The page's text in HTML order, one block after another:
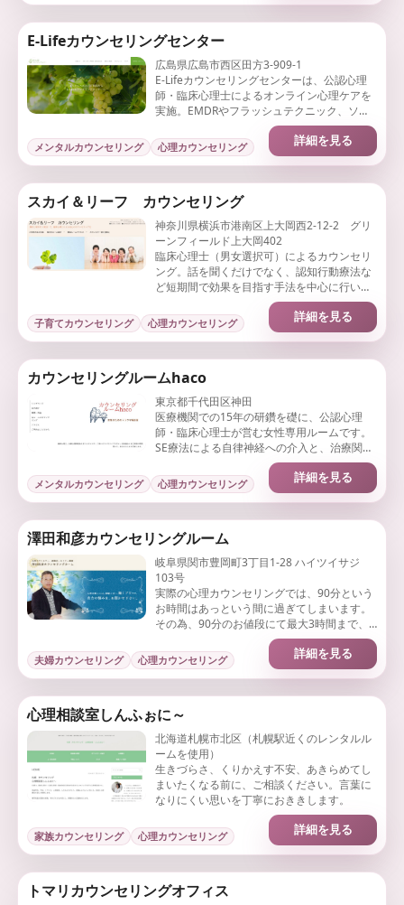
E-Lifeカウンセリングセンター
広島県広島市西区田方3-909-1
E-Lifeカウンセリングセンターは、公認心理
師・臨床心理士によるオンライン心理ケアを
実施。EMDRやフラッシュテクニック、ソマ
ティックエクスペリエンシングなどの最新療
法を提供しています
メンタルカウンセリング 心理カウンセリング 詳細を見る
スカイ＆リーフ カウンセリング
神奈川県横浜市港南区上大岡西2-12-2 グリ
ーンフィールド上大岡402
臨床心理士（男女選択可）によるカウンセリ
ング。話を聞くだけでなく、認知行動療法な
ど短期間で効果を目指す手法を中心に行いま
す。アダルトチルドレン、夫婦問題、自己肯
定感、HSPなどに対応。
子育てカウンセリング 心理カウンセリング 詳細を見る
カウンセリングルームhaco
東京都千代田区神田
医療機関での15年の研鑽を礎に、公認心理
師・臨床心理士が営む女性専用ルームです。
SE療法による自律神経への介入と、治療関係
を重視した関係療法的アプローチを用い、ト
ラウマからの回復を専門的に支えます。
メンタルカウンセリング 心理カウンセリング 詳細を見る
澤田和彦カウンセリングルーム
岐阜県関市豊岡町3丁目1-28 ハイツイサジ
103号
実際の心理カウンセリングでは、90分という
お時間はあっという間に過ぎてしまいます。
その為、90分のお値段にて最大3時間まで、
ゆとりを持ってカウンセリングを懇切丁寧に
進行しております。
夫婦カウンセリング 心理カウンセリング 詳細を見る
心理相談室しんふぉに～
北海道札幌市北区（札幌駅近くのレンタルル
ームを使用）
生きづらさ、くりかえす不安、あきらめてし
まいたくなる前に、ご相談ください。言葉に
なりにくい思いを丁寧におききします。
家族カウンセリング 心理カウンセリング 詳細を見る
トマリカウンセリングオフィス